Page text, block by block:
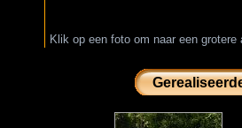
Klik op een foto om naar een